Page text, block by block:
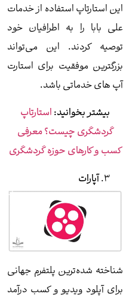
از خدمات
خود
این می‌تواند
برای استارت
باشد.
استارتاپ
معرفی
گردشگری
پلتفرم جهانی
و کسب درآمد